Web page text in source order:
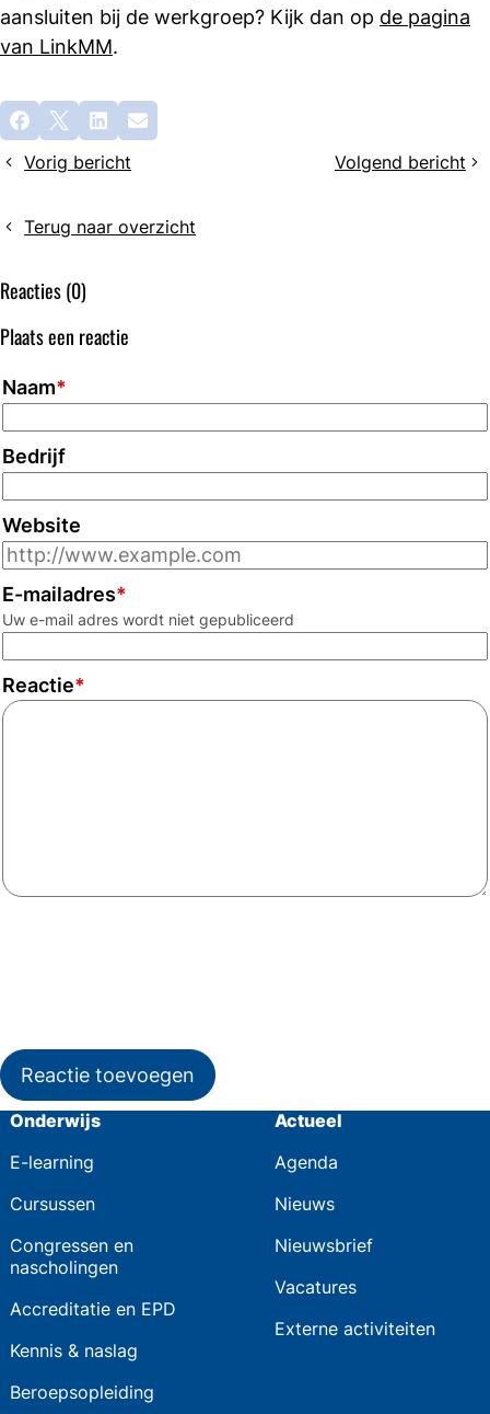
aansluiten bij de werkgroep? Kijk dan op de pagina
van LinkMM.
Deel
dit
bericht
Facebook
X LinkedInE-mail
Vorig bericht
Europees
Dossier
toegankelijk
Volgend bericht
Contributie-
Terug naar overzicht
Reacties (0)
Plaats een reactie
Naam*
Bedrijf
Website
E-mailadres*
Uw e-mail adres wordt niet gepubliceerd
Reactie*
Reactie toevoegen
Onderwijs
E-learning
Cursussen
Congressen en
nascholingen
Accreditatie en EPD
Kennis & naslag
Beroepsopleiding
Actueel
Agenda
Nieuws
Nieuwsbrief
Vacatures
Externe activiteiten